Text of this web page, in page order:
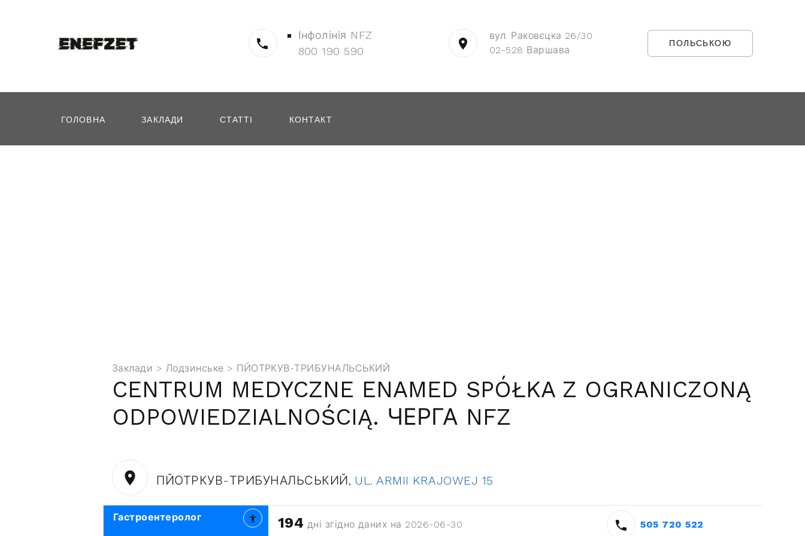
Інфолінія NFZ
800 190 590
вул. Раковєцка 26/30
02-528 Варшава
ПОЛЬСЬКОЮ
ГОЛОВНА ЗАКЛАДИ СТАТТІ КОНТАКТ
Заклади > Лодзинське > ПЙОТРКУВ-ТРИБУНАЛЬСЬКИЙ
CENTRUM MEDYCZNE ENAMED SPÓŁKA Z OGRANICZONĄ
ODPOWIEDZIALNOŚCIĄ. ЧЕРГА NFZ
ПЙОТРКУВ-ТРИБУНАЛЬСЬКИЙ, UL. ARMII KRAJOWEJ 15
Гастроентеролог 194 дні згідно даних на 2026-06-30 505 720 522